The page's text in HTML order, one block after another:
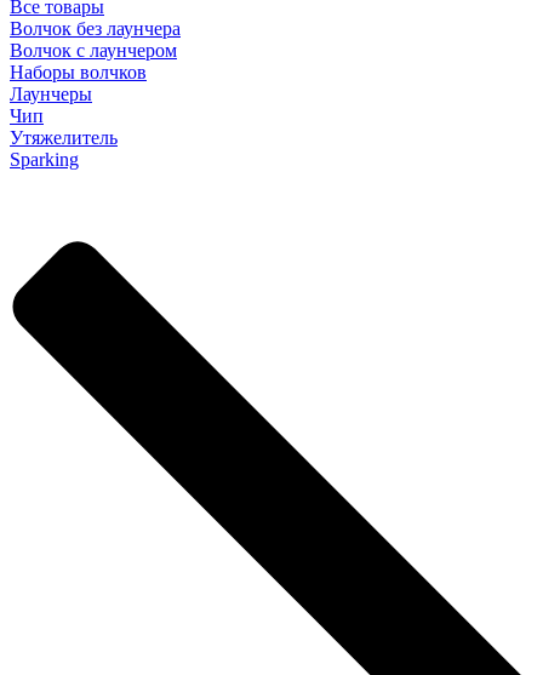
Все товары
Волчок без лаунчера
Волчок с лаунчером
Наборы волчков
Лаунчеры
Чип
Утяжелитель
Sparking